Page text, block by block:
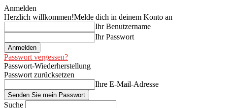
Anmelden
Herzlich willkommen!Melde dich in deinem Konto an
Ihr Benutzername
Ihr Passwort
Passwort vergessen?
Passwort-Wiederherstellung
Passwort zurücksetzen
Ihre E-Mail-Adresse
Suche